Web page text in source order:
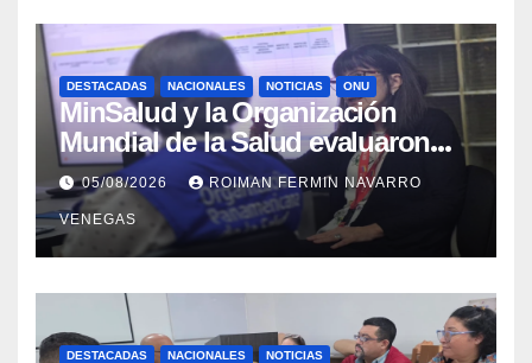
DESTACADAS NACIONALES NOTICIAS ONU
MinSalud y la Organización
Mundial de la Salud evaluaron
propuesta técnica integral en
materia de agua saneamiento e
higiene ante contingencia
sísmica
05/08/2026 ROIMAN FERMIN NAVARRO
VENEGAS
DESTACADAS NACIONALES NOTICIAS